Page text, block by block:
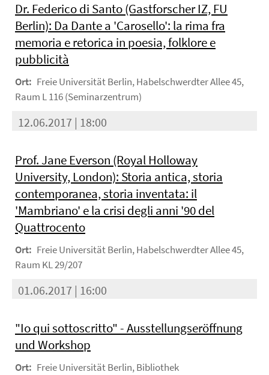
Dr. Federico di Santo (Gastforscher IZ, FU
Berlin): Da Dante a 'Carosello': la rima fra
memoria e retorica in poesia, folklore e
pubblicità
Ort: Freie Universität Berlin, Habelschwerdter Allee 45,
Raum L 116 (Seminarzentrum)
12.06.2017 | 18:00
Prof. Jane Everson (Royal Holloway
University, London): Storia antica, storia
contemporanea, storia inventata: il
'Mambriano' e la crisi degli anni '90 del
Quattrocento
Ort: Freie Universität Berlin, Habelschwerdter Allee 45,
Raum KL 29/207
01.06.2017 | 16:00
"Io qui sottoscritto" - Ausstellungseröffnung
und Workshop
Ort: Freie Universität Berlin, Bibliothek